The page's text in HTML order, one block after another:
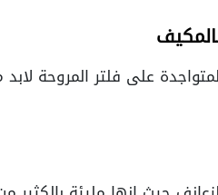
على فلتر المروحة